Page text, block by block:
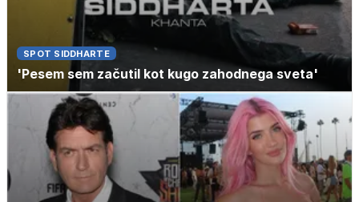
SPOT SIDDHARTE
'Pesem sem začutil kot kugo zahodnega sveta'